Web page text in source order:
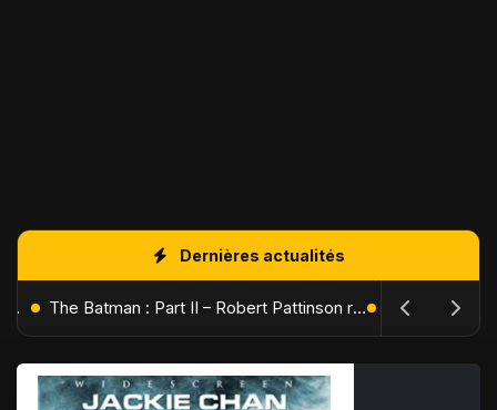
Dernières actualités
L'Âge de Glace : Le Réveil du Volcan – Manny, Sid et Diego de retour pour une aventure explosive The Batman : Part II – Robert Pattinson replonge dans les ténèbres de Gotham dès octobre 2027